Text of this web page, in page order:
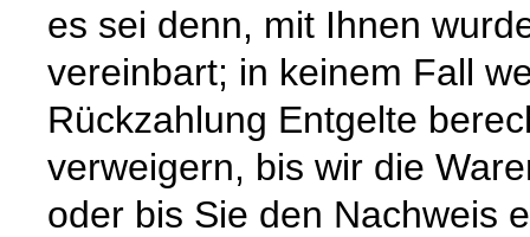
es sei denn, mit Ihnen
vereinbart; in keinem Fall
Rückzahlung Entgelte
verweigern, bis wir die
oder bis Sie den Nachweis